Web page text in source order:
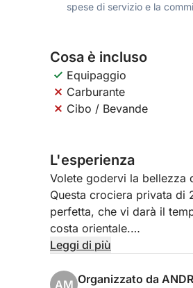
spese di servizio e la
Cosa è incluso
Equipaggio
Carburante
Cibo / Bevande
L'esperienza
Volete godervi la bellezza
Questa crociera privata di
perfetta, che vi darà il
costa orientale.
Famagosta, dove
Leggi di più
AM Organizzato da